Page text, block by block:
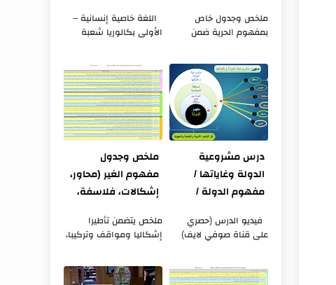
ملخص وجدول خاص
بمفهوم الحرية ضمن
وأطروحات ومواقف
الفلاسفة المتداولة في
الكتب الثلاثة المقررة ل...
اللغة خاصية إنسانية –
الأولى بكالوريا شعبة
اللغة المحور الأول اللغة
خاصية إنسانية التأطير ...
درس مشروعية
الدولة وغاياتها /
مفهوم الدولة /
فيديو الدرس (حصري
على قناة صوفي لايف)
v=hkeYGxHu27g ملخص
ملخص وجدول
مفهوم الغير (محاور،
إشكالات، فلاسفة،
ملخص يتضمن تأطيرا
إشكاليا ومواقف وتركيبا،
البشري يضم المحاور